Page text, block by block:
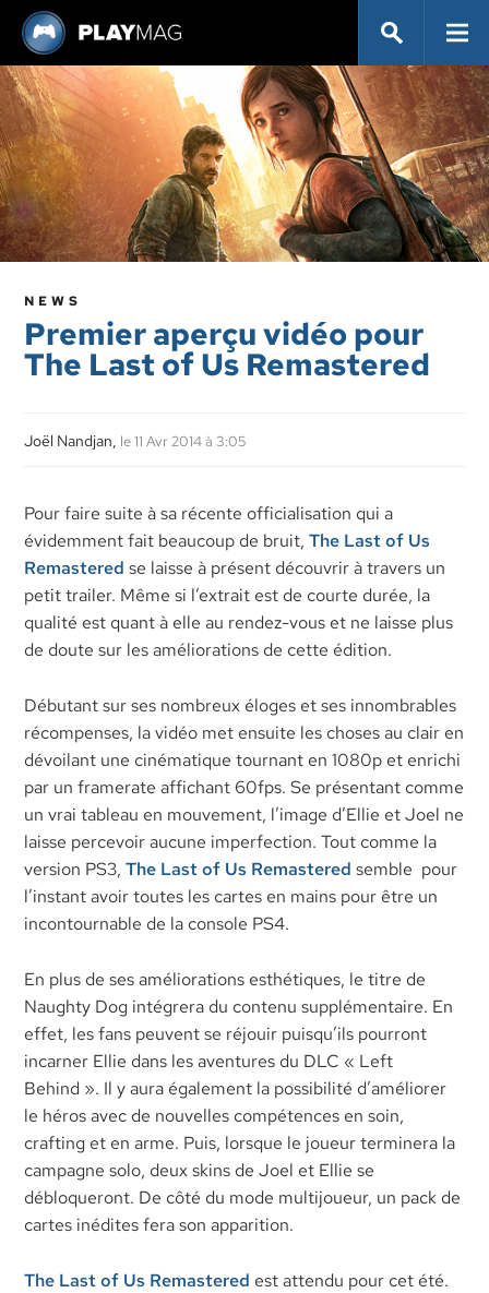
NEWS
Premier aperçu vidéo pour
The Last of Us Remastered
Joël Nandjan, le 11 Avr 2014 à 3:05
Pour faire suite à sa récente officialisation qui a
évidemment fait beaucoup de bruit,The Last of Us
Remastered se laisse à présent découvrir à travers un
petit trailer. Même si l’extrait est de courte durée, la
qualité est quant à elle au rendez-vous et ne laisse plus
de doute sur les améliorations de cette édition.
Débutant sur ses nombreux éloges et ses innombrables
récompenses, la vidéo met ensuite les choses au clair en
dévoilant une cinématique tournant en 1080p et enrichi
par un framerate affichant 60fps. Se présentant comme
un vrai tableau en mouvement, l’image d’Ellie et Joel ne
laisse percevoir aucune imperfection. Tout comme la
version PS3,The Last of Us Remastered semble pour
l’instant avoir toutes les cartes en mains pour être un
incontournable de la console PS4.
En plus de ses améliorations esthétiques, le titre de
Naughty Dog intégrera du contenu supplémentaire. En
effet, les fans peuvent se réjouir puisqu’ils pourront
incarner Ellie dans les aventures du DLC « Left
Behind ». Il y aura également la possibilité d’améliorer
le héros avec de nouvelles compétences en soin,
crafting et en arme. Puis, lorsque le joueur terminera la
campagne solo, deux skins de Joel et Ellie se
débloqueront. De côté du mode multijoueur, un pack de
cartes inédites fera son apparition.
The Last of Us Remastered est attendu pour cet été.